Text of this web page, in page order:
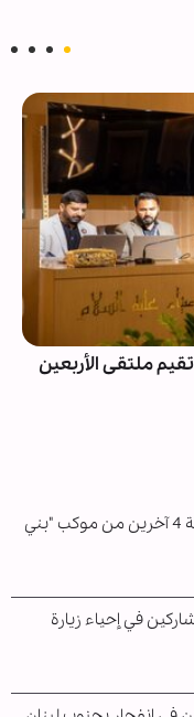
ملتقى الأربعين
وفاة 4 رواديد وإصابة 4 آخرين من موكب "بني
في إحياء زيارة